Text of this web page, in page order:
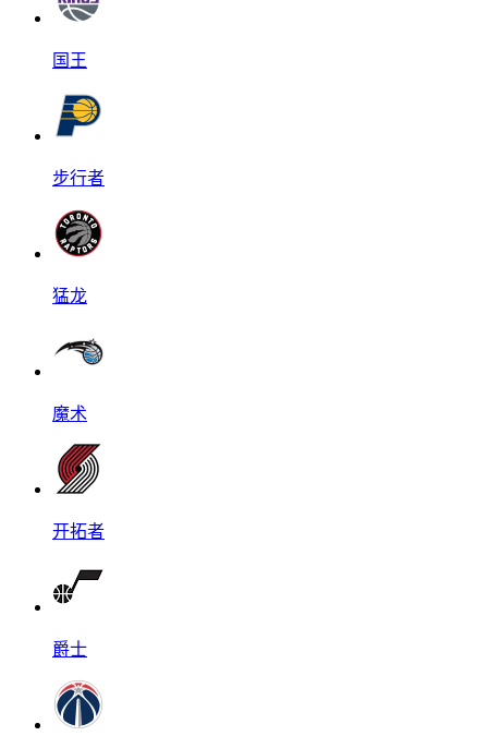
国王
步行者
猛龙
魔术
开拓者
爵士